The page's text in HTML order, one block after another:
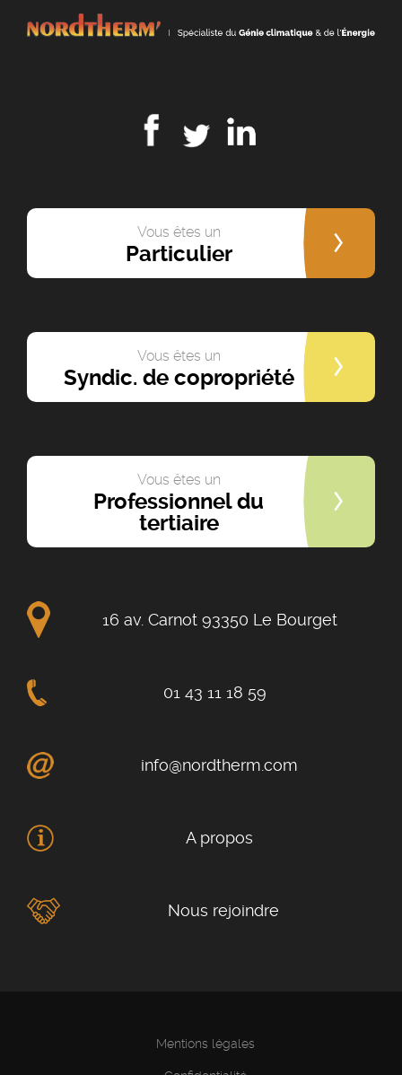
Vous êtes un
Particulier
Vous êtes un
Syndic. de copropriété
Vous êtes un
Professionnel du
tertiaire
16 av. Carnot 93350 Le Bourget
01 43 11 18 59
info@nordtherm.com
A propos
Nous rejoindre
Mentions légales